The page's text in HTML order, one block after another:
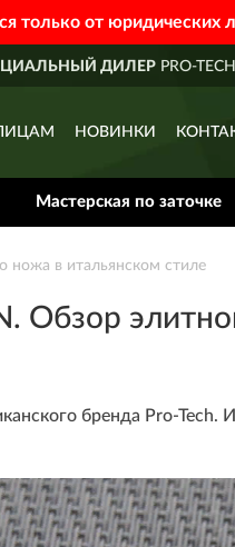
только от юридических
ДОСТАВИМ
НОВИНКИ
Мастерская по заточке
ножа в итальянском стиле
Обзор
бренда Pro-Tech.